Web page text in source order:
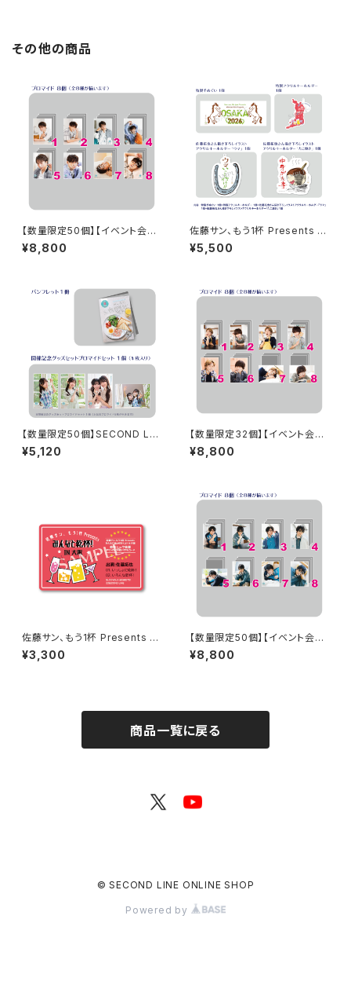
その他の商品
【数量限定50個】【イベント会場
特典付き】SECOND LINE Pre
sents みんなに会いに行くよ!
¥8,800
佐藤サン、もう1杯 Presents み
んなに会いに行くよ！IN 大阪 グ
ッズセット
¥5,500
【数量限定50個】SECOND LIN
E Presents みんなに会いに行
くよ! 第46回 in 静岡 開催記念
¥5,120
【数量限定32個】【イベント会場
特典付き】SECOND LINE Pre
sents みんなに会いに行くよ!
¥8,800
佐藤サン、もう1杯 Presents み
んなに会いに行くよ！IN 大阪 乾
杯トーク音源「みんなと乾杯! IN
¥3,300
【数量限定50個】【イベント会場
特典付き】SECOND LINE Pre
sents みんなに会いに行くよ!
¥8,800
商品一覧に戻る
© SECOND LINE ONLINE SHOP
Powered by